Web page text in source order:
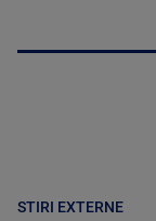
STIRI EXTERNE